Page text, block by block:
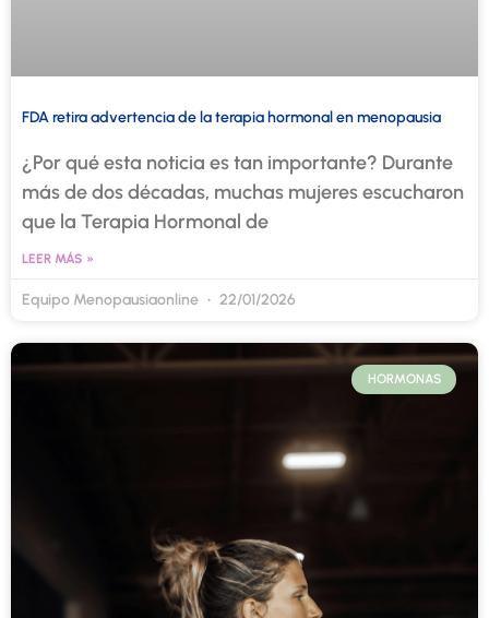
FDA retira advertencia de la terapia hormonal en menopausia
¿Por qué esta noticia es tan importante? Durante
más de dos décadas, muchas mujeres escucharon
que la Terapia Hormonal de
LEER MÁS »
Equipo Menopausiaonline 22/01/2026
HORMONAS